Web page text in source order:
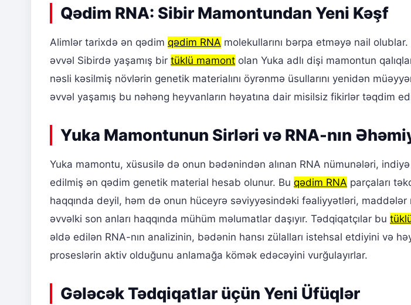
Qədim RNA: Sibir Mamontundan Yeni Kəşf
Alimlər tarixdə ən qədim qədim RNA molekullarını bərpa etməyə nail
əvvəl Sibirdə yaşamış bir tüklü mamont olan Yuka adlı dişi mamontun
nəsli kəsilmiş növlərin genetik materialını öyrənmə üsullarını yenidən
əvvəl yaşamış bu nəhəng heyvanların həyatına dair misilsiz fikirlər təqdim
Yuka Mamontunun Sirləri və RNA-nın
Yuka mamontu, xüsusilə də onun bədənindən alınan RNA nümunələri, indiyə
edilmiş ən qədim genetik material hesab olunur. Bu qədim RNA parçaları
haqqında deyil, həm də onun hüceyrə səviyyəsindəki fəaliyyətləri,
əvvəlki son anları haqqında mühüm məlumatlar daşıyır. Tədqiqatçılar bu
əldə edilən RNA-nın analizinin, bədənin hansı zülalları istehsal etdiyini və
proseslərin aktiv olduğunu anlamağa kömək edəcəyini vurğulayırlar.
Gələcək Tədqiqatlar üçün Yeni Üfüqlər